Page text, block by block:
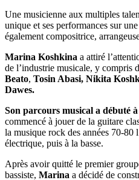
Une musicienne aux multiples
unique et ses performances sur
également compositrice,
Marina Koshkina a attiré
de l’industrie musicale, y compris
Beato, Tosin Abasi, Nikita
Dawes.
Son parcours musical a débuté à
commencé à jouer de la guitare
la musique rock des années 70-80
électrique, puis à la basse.
Après avoir quitté le premier
bassiste, Marina a décidé de